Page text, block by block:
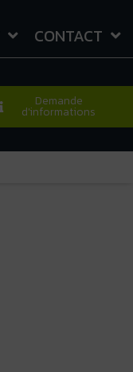
CONTACT
Demande
d'informations